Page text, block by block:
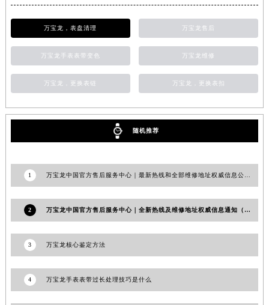
万宝龙，表盘清理 万宝龙售后
万宝龙手表表带变色 万宝龙维修
万宝龙，更换表链 万宝龙，更换表扣
随机推荐
1
2 万宝龙中国官方售后服务中心｜全新热线及维修地址权威信息通知（2026年7月最新）
3 万宝龙核心鉴定方法
4 万宝龙手表表带过长处理技巧是什么